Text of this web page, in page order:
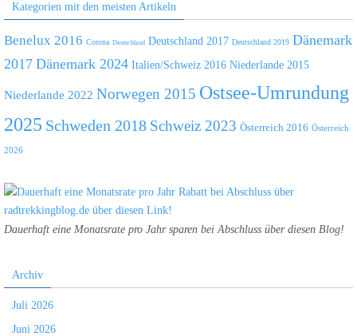
Kategorien mit den meisten Artikeln
Benelux 2016 Corona Deutschland Deutschland 2017 Deutschland 2019 Dänemark
2017 Dänemark 2024 Italien/Schweiz 2016 Niederlande 2015
Niederlande 2022 Norwegen 2015 Ostsee-Umrundung
2025 Schweden 2018 Schweiz 2023 Österreich 2016 Österreich
2026
Dauerhaft eine Monatsrate pro Jahr sparen bei Abschluss über diesen Blog!
Archiv
Juli 2026
Juni 2026